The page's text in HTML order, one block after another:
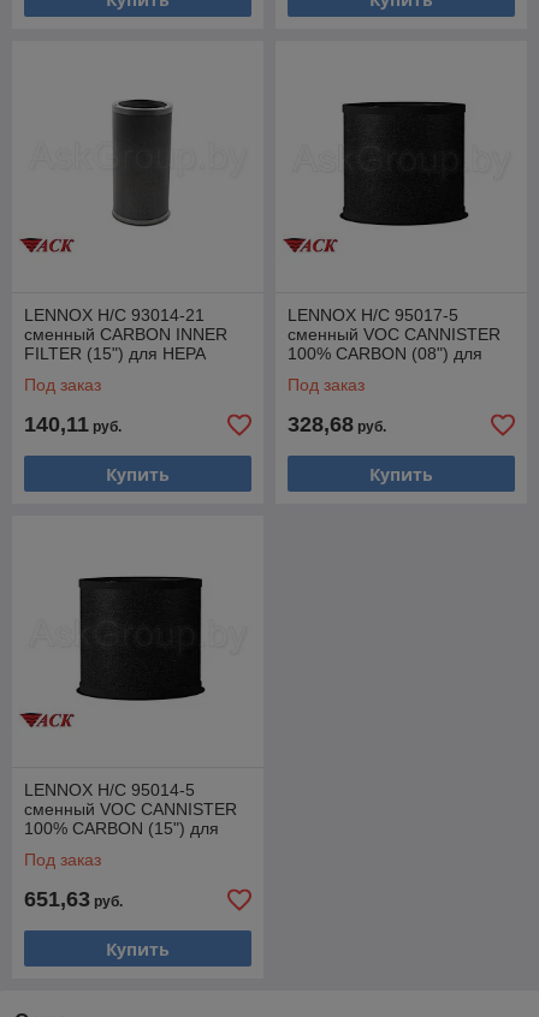
LENNOX H/C 93014-21
сменный CARBON INNER
FILTER (15") для HEPA
Под заказ
140,11 руб.
Купить
LENNOX H/C 95017-5
сменный VOC CANNISTER
100% CARBON (08") для
Под заказ
328,68 руб.
Купить
LENNOX H/C 95014-5
сменный VOC CANNISTER
100% CARBON (15") для
Под заказ
651,63 руб.
Купить